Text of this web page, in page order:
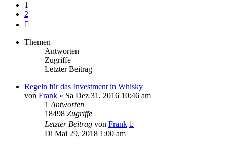
1
2
Themen
Antworten
Zugriffe
Letzter Beitrag
Regeln für das Investment in Whisky
von Frank » Sa Dez 31, 2016 10:46 am
1 Antworten
18498 Zugriffe
Letzter Beitrag von Frank
Di Mai 29, 2018 1:00 am